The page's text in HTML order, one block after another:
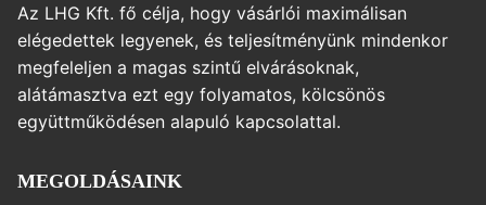
Az LHG Kft. fő célja, hogy vásárlói maximálisan
elégedettek legyenek, és teljesítményünk mindenkor
megfeleljen a magas szintű elvárásoknak,
alátámasztva ezt egy folyamatos, kölcsönös
együttműködésen alapuló kapcsolattal.
MEGOLDÁSAINK